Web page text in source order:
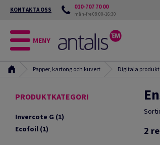
KONTAKTA OSS 010-707 70 00
mån-fre 08:00-16:30
MENY
Papper, kartong och kuvert Digitala
PRODUKTKATEGORI
Invercote G (1)
Ecofoil (1) 2